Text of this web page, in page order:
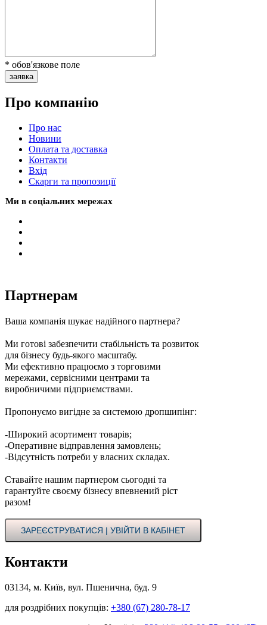
* обов'язкове поле
заявка
Про компанію
Про нас
Новини
Оплата та доставка
Контакти
Вхiд
Скарги та пропозиції
Ми в соціальних мережах
Партнерам
Ваша компанія шукає надійного партнера?
Ми готові забезпечити стабільність та розвиток
для бізнесу будь-якого масштабу.
Ми ефективно працюємо з торговими
мережами, сервісними центрами та
виробничими підприємствами.
Пропонуємо вигідне за системою дропшипінг:
-Широкий асортимент товарів;
-Оперативне відправлення замовлень;
-Відсутність потреби у власних складах.
Ставайте нашим партнером сьогодні та
гарантуйте своєму бізнесу впевнений ріст
разом!
ЗАРЕЄСТРУВАТИСЯ | УВІЙТИ В КАБІНЕТ
Контакти
03134, м. Київ, вул. Пшенична, буд. 9
для роздрібних покупців: +380 (67) 280-78-17